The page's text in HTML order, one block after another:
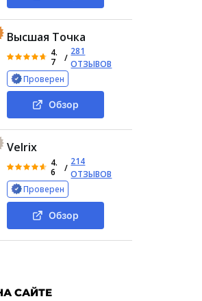
Высшая Точка
4.
7
/
281
ОТЗЫВОВ
Проверен
Обзор
Velrix
4.
6
/
214
ОТЗЫВОВ
Проверен
Обзор
САЙТЕ